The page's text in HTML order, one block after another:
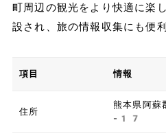
町周辺の観光をより快適に楽
設され、旅の情報収集にも便
項目 情報
住所
熊本県阿
-17